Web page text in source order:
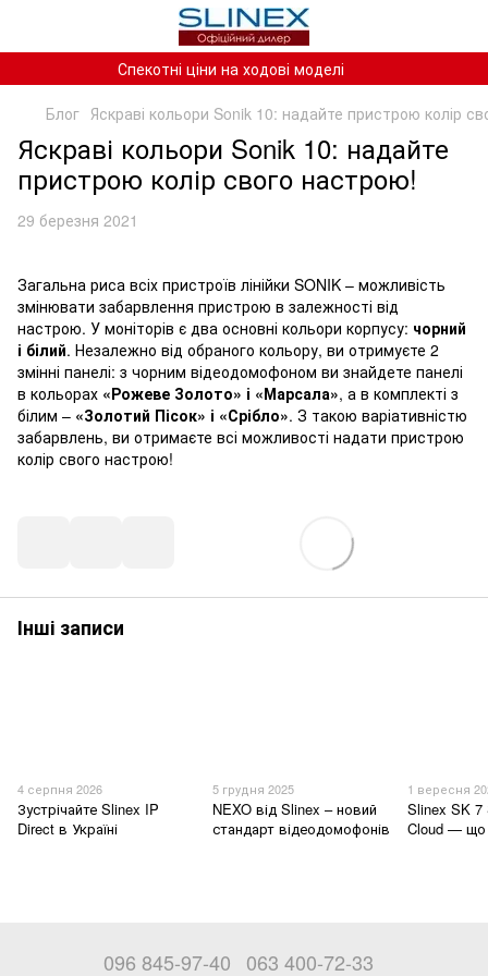
Спекотні ціни на ходові моделі
Блог Яскраві кольори Sonik 10: надайте пристрою колір
Яскраві кольори Sonik 10: надайте
пристрою колір свого настрою!
29 березня 2021
Загальна риса всіх пристроїв лінійки SONIK – можливість
змінювати забарвлення пристрою в залежності від
настрою. У моніторів є два основні кольори корпусу: чорний
і білий. Незалежно від обраного кольору, ви отримуєте 2
змінні панелі: з чорним відеодомофоном ви знайдете панелі
в кольорах «Рожеве Золото» і «Марсала», а в комплекті з
білим – «Золотий Пісок» і «Срібло». З такою варіативністю
забарвлень, ви отримаєте всі можливості надати пристрою
колір свого настрою!
Інші записи
4 серпня 2026
Зустрічайте Slinex IP
Direct в Україні
5 грудня 2025
NEXO від Slinex – новий
стандарт відеодомофонів
1 вересня
Slinex SK
Cloud — що
096 845-97-40 063 400-72-33